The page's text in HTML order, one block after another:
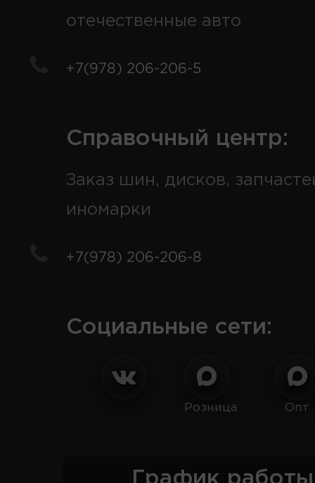
отечественные авто
+7(978) 206-206-5
Справочный центр:
Заказ шин, дисков,
иномарки
+7(978) 206-206-8
Социальные сети:
Розница Опт
График